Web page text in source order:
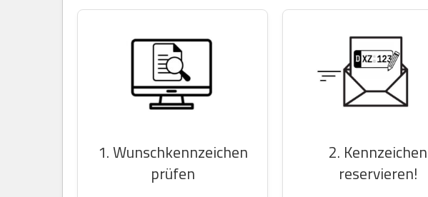
1. Wunschkennzeichen
prüfen
2. Kennzeichen
reservieren!